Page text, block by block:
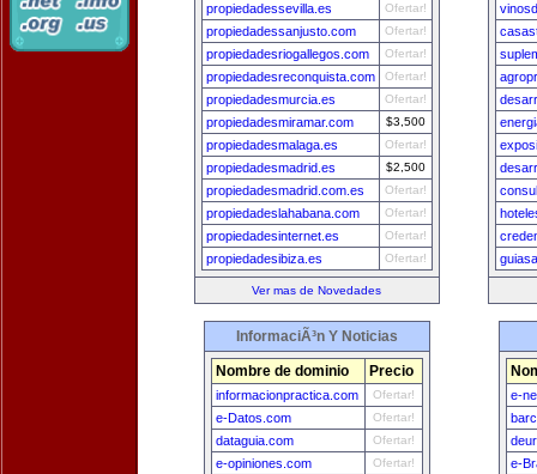
propiedadessevilla.es Ofertar!
propiedadessanjusto.com Ofertar!
propiedadesriogallegos.com Ofertar!
propiedadesreconquista.com Ofertar!
propiedadesmurcia.es Ofertar!
propiedadesmiramar.com $3,500
propiedadesmalaga.es Ofertar!
propiedadesmadrid.es $2,500
propiedadesmadrid.com.es Ofertar!
propiedadeslahabana.com Ofertar!
propiedadesinternet.es Ofertar!
propiedadesibiza.es Ofertar!
Ver mas de Novedades
InformaciÃ³n Y Noticias
Nombre de dominio Precio
informacionpractica.com Ofertar!
e-Datos.com Ofertar!
dataguia.com Ofertar!
e-opiniones.com Ofertar!
e-
e-